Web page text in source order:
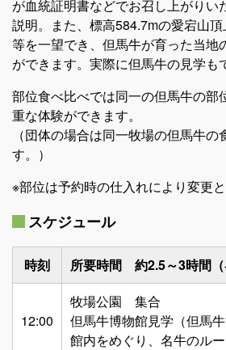
全但バスの取り組み
SDGsへの取り組み
求人情報
グループ会社
定住促進
が血統証明書などでお召し上がりい
説明。また、標高584.7mの愛宕山
等を一望でき、但馬牛が育った当地
ができます。実際に但馬牛の見学も
部位食べ比べでは同一の但馬牛の部
重な体験ができます。
（団体の場合は同一牧場の但馬牛の
す。）
※部位は予約時の仕入れにより変更と
スケジュール
時刻 所要時間 約2.5～3時間（
12:00
牧場公園 集合
但馬牛博物館見学（但馬
館内をめぐり、名牛のルー